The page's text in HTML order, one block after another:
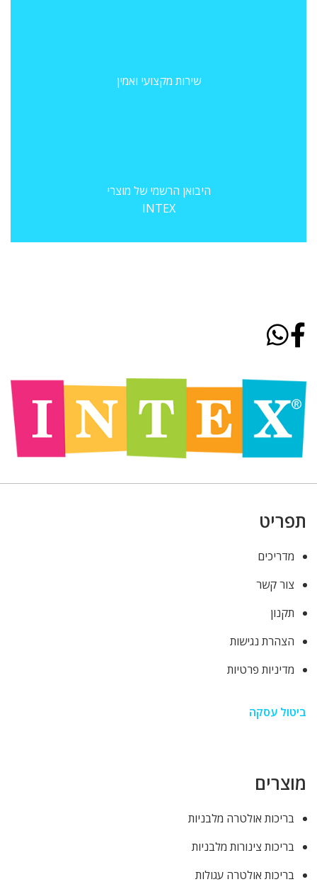
שירות מקצועי ואמין
היבואן הרשמי של מוצרי
INTEX
תפריט
מדריכים
צור קשר
תקנון
הצהרת נגישות
מדיניות פרטיות
ביטול עסקה
מוצרים
בריכות אולטרה מלבניות
בריכות צינורות מלבניות
בריכות אולטרה עגולות